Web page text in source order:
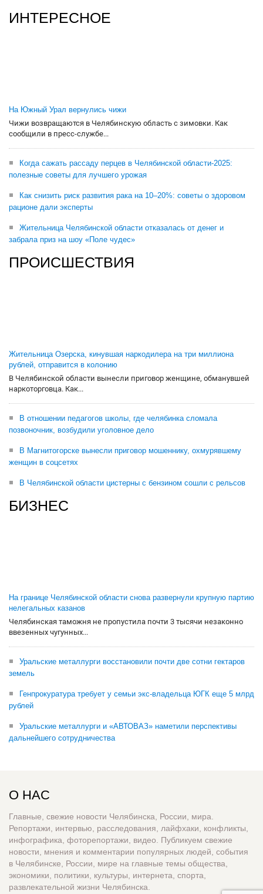
ИНТЕРЕСНОЕ
На Южный Урал вернулись чижи
Чижи возвращаются в Челябинскую область с зимовки. Как
сообщили в пресс-службе...
Когда сажать рассаду перцев в Челябинской области-2025:
полезные советы для лучшего урожая
Как снизить риск развития рака на 10–20%: советы о здоровом
рационе дали эксперты
Жительница Челябинской области отказалась от денег и
забрала приз на шоу «Поле чудес»
ПРОИСШЕСТВИЯ
Жительница Озерска, кинувшая наркодилера на три миллиона
рублей, отправится в колонию
В Челябинской области вынесли приговор женщине, обманувшей
наркоторговца. Как...
В отношении педагогов школы, где челябинка сломала
позвоночник, возбудили уголовное дело
В Магнитогорске вынесли приговор мошеннику, охмурявшему
женщин в соцсетях
В Челябинской области цистерны с бензином сошли с рельсов
БИЗНЕС
На границе Челябинской области снова развернули крупную партию
нелегальных казанов
Челябинская таможня не пропустила почти 3 тысячи незаконно
ввезенных чугунных...
Уральские металлурги восстановили почти две сотни гектаров
земель
Генпрокуратура требует у семьи экс-владельца ЮГК еще 5 млрд
рублей
Уральские металлурги и «АВТОВАЗ» наметили перспективы
дальнейшего сотрудничества
О НАС
Главные, свежие новости Челябинска, России, мира.
Репортажи, интервью, расследования, лайфхаки, конфликты,
инфографика, фоторепортажи, видео. Публикуем свежие
новости, мнения и комментарии популярных людей, события
в Челябинске, России, мире на главные темы общества,
экономики, политики, культуры, интернета, спорта,
развлекательной жизни Челябинска.